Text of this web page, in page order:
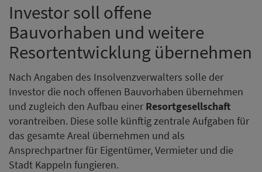
Investor soll offene
Bauvorhaben und weitere
Resortentwicklung übernehmen
Nach Angaben des Insolvenzverwalters solle der
Investor die noch offenen Bauvorhaben übernehmen
und zugleich den Aufbau einer Resortgesellschaft
vorantreiben. Diese solle künftig zentrale Aufgaben für
das gesamte Areal übernehmen und als
Ansprechpartner für Eigentümer, Vermieter und die
Stadt Kappeln fungieren.